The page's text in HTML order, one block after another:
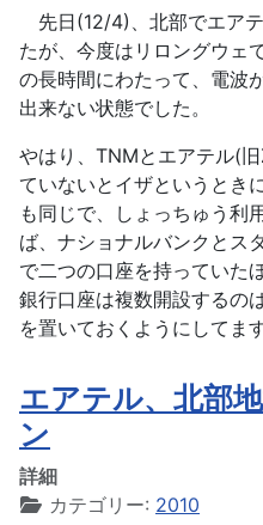
先日(12/4)、北部でエア
たが、今度はリロングウェ
の長時間にわたって、電波
出来ない状態でした。
やはり、TNMとエアテル(
ていないとイザというとき
も同じで、しょっちゅう利
ば、ナショナルバンクとス
で二つの口座を持っていた
銀行口座は複数開設するの
を置いておくようにしてま
エアテル、北部
ン
詳細
カテゴリー: 2010